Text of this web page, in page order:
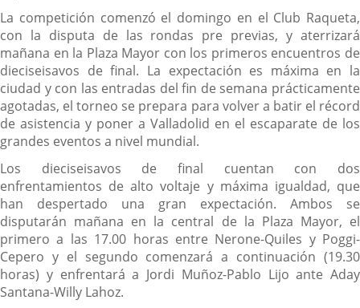
La competición comenzó el domingo en el Club Raqueta,
con la disputa de las rondas pre previas, y aterrizará
mañana en la Plaza Mayor con los primeros encuentros de
dieciseisavos de final. La expectación es máxima en la
ciudad y con las entradas del fin de semana prácticamente
agotadas, el torneo se prepara para volver a batir el récord
de asistencia y poner a Valladolid en el escaparate de los
grandes eventos a nivel mundial.
Los dieciseisavos de final cuentan con dos
enfrentamientos de alto voltaje y máxima igualdad, que
han despertado una gran expectación. Ambos se
disputarán mañana en la central de la Plaza Mayor, el
primero a las 17.00 horas entre Nerone-Quiles y Poggi-
Cepero y el segundo comenzará a continuación (19.30
horas) y enfrentará a Jordi Muñoz-Pablo Lijo ante Aday
Santana-Willy Lahoz.